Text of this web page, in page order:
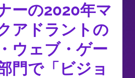
ーの2020年マ
アドラントの
ウェブ・ゲー
門で「ビジョ